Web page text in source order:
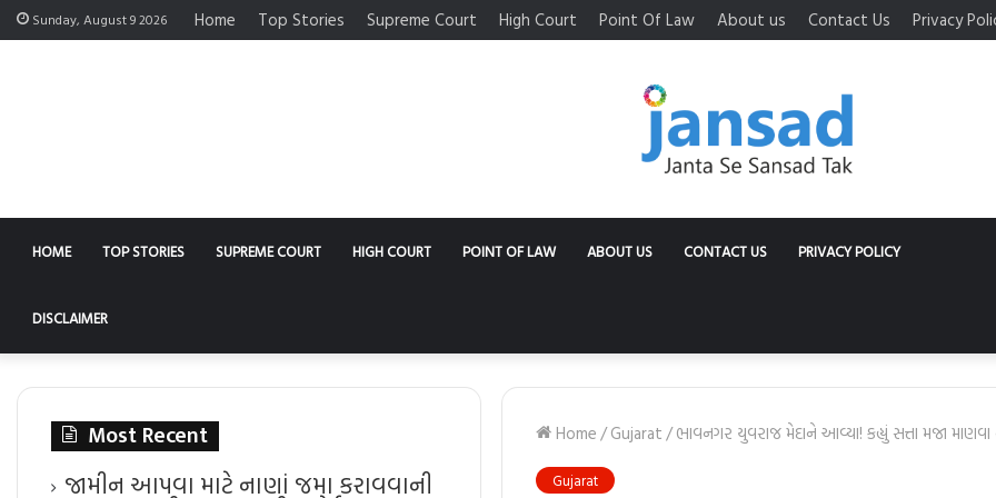
Sunday, August 9 2026 Home Top Stories Supreme Court High Court Point Of Law About us Contact Us Privacy
HOME TOP STORIES SUPREME COURT HIGH COURT POINT OF LAW ABOUT US CONTACT US PRIVACY POLICY
DISCLAIMER
Home/Gujarat/ભાવનગર યુવરાજ મેદાને આવ્યા! કહ્યું સત્તા મજા માણવા
Gujarat
Most Recent
જામીન આપવા માટે નાણાં જમા કરાવવાની